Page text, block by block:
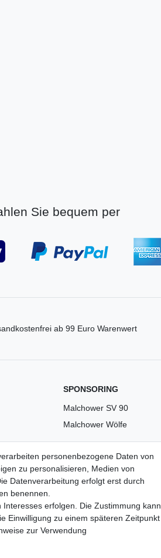
Sie bequem per
ab 99 Euro Warenwert
SPONSORING
Malchower SV 90
Malchower Wölfe
personenbezogene Daten von
zu personalisieren, Medien von
Datenverarbeitung erfolgt erst durch
benennen.
erfolgen. Die Zustimmung kann
Einwilligung zu einem späteren Zeitpunkt
zur Verwendung